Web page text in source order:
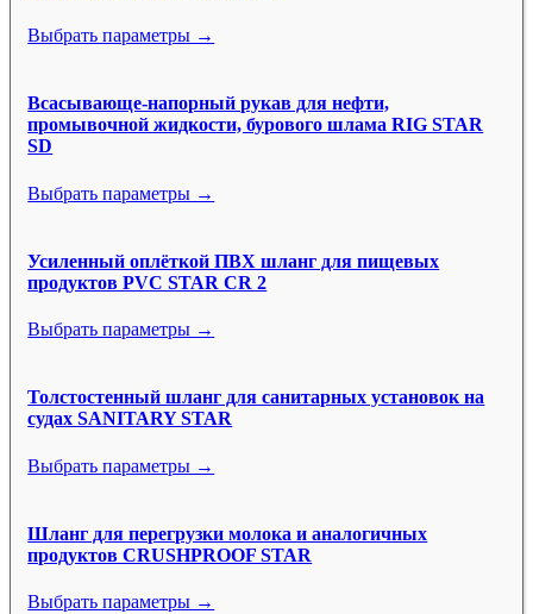
Выбрать параметры →
Всасывающе-напорный рукав для нефти,
промывочной жидкости, бурового шлама RIG STAR
SD
Выбрать параметры →
Усиленный оплёткой ПВХ шланг для пищевых
продуктов PVC STAR CR 2
Выбрать параметры →
Толстостенный шланг для санитарных установок на
судах SANITARY STAR
Выбрать параметры →
Шланг для перегрузки молока и аналогичных
продуктов CRUSHPROOF STAR
Выбрать параметры →